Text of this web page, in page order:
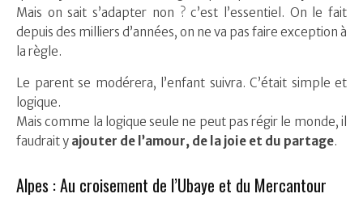
Mais on sait s’adapter non ? c’est l’essentiel. On le fait
depuis des milliers d’années, on ne va pas faire exception à
la règle.
Le parent se modérera, l’enfant suivra. C’était simple et
logique.
Mais comme la logique seule ne peut pas régir le monde, il
faudrait y ajouter de l’amour, de la joie et du partage.
Alpes : Au croisement de l’Ubaye et du Mercantour